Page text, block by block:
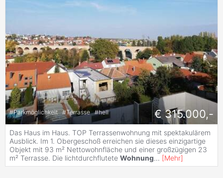
#Parkmöglichkeit #Terrasse #hell € 315.000,-
Das Haus im Haus. TOP Terrassenwohnung mit spektakulärem
Ausblick. Im 1. Obergeschoß erreichen sie dieses einzigartige
Objekt mit 93 m² Nettowohnfläche und einer großzügigen 23
m² Terrasse. Die lichtdurchflutete Wohnung... [Mehr]